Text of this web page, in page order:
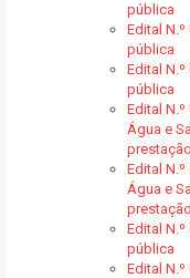
pública
Edital
pública
Edital
pública
Edital
Água e
Edital
Água e
Edital
pública
Edital